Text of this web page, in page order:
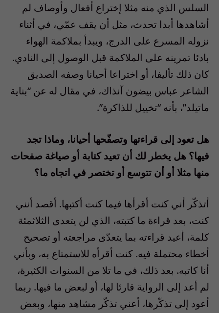
السلس الذي منه مثلا إختراع أفعال وأوصاف لم
أشاهدها أبدا تحدث، مثل أن يقف عمّي، في أثناء
نزوله المسرع على الدرج، ويبدأ بملاكمة الهواء
بادئا تمرينه على الملاكمة قبل الوصول إلى النادي.
كان ذلك تأليفا، أو اختراعا أحيانا وصفه الصديق
الشاعر عباس بيضون آنذاك، في مقال له عن “بناية
ماتيلد”، بأنه “تخييل للذاكرة”.
هل تعود إلى قراءتها وتصفّحها أحيانا، وماذا تجد
فيها؟ هل يخطر لك أن تعيد كتابة أو صياغة صفحات
منها مثلا أو أن تتوسع أو تختصر في اتجاه ما؟
أتذكّر أني كنت أقرأها فيما كنت أكتبها. أقصد أنني
كنت، بعد قراءة ما كتبته، الذي لن يتعدى الثلاثمئة
كلمة، أعيد قراءته بما يتعدّى مراجعته أو تصحيح
أخطاء محتملة فيه. كنت أقرأه للاستمتاع به، وبأني
أنا كاتبه. بعد ذلك، في ما تلا من السنوات الكثيرة،
لم أعد إلى الرواية قارئا لها، أو لبعض ما فيها. ربما
أعود إلى تذكّرها، أعني تذكّر مشاهد منها، وبعض